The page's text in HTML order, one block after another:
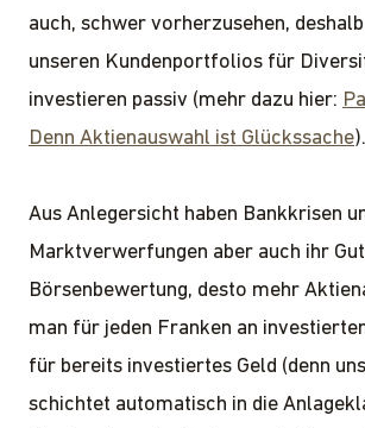
auch, schwer vorherzusehen,
unseren Kundenportfolios für
investieren passiv (mehr dazu hier:
Denn Aktienauswahl ist Glückssache).
Aus Anlegersicht haben Bankkrisen
Marktverwerfungen aber auch ihr
Börsenbewertung, desto mehr
man für jeden Franken an
für bereits investiertes Geld (denn
schichtet automatisch in die